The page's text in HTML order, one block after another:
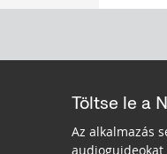
Töltse le a
Az alkalmazás
audioguideokat